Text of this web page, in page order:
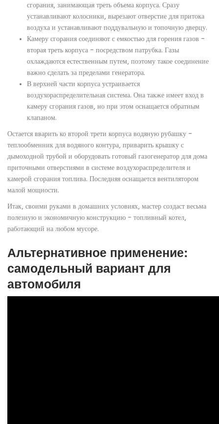
сгорания, занимающая треть объема корпуса. Сразу
устанавливают колосники, вырезают отверстие для притока
воздуха и устанавливают поддувальную и топочную дверцу.
Камеру сгорания соединяют с емкостью для горения газов –
вторая треть корпуса – посредством патрубка. Газы
охлаждаются естественным путем, поэтому такое соединение
важно сделать за пределами генератора.
В верхней части корпуса устраивается
воздухораспределительная система. Она также имеет вход в
камеру сгорания газов, но при этом оснащается обратным
клапаном.
Остается вварить ко второй трети корпуса водяную рубашку –
теплообменник для водяного контура, приварить крышку с
дымоходной трубой и оборудовать готовый газогенератор для дома
приточными отверстиями в системе воздухораспределителя и
камерой сгорания топлива. Последняя оснащается вентилятором
малой мощности.
Итак, своими руками в домашних условиях, мастер создаст весьма
полезную и экономичную конструкцию – топливный котел,
работающий на любом мусоре.
Альтернативное применение:
самодельный вариант для
автомобиля